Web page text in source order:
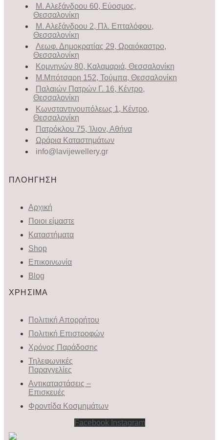
Μ. Αλεξάνδρου 60, Εύοσμος,
Θεσσαλονίκη
Μ. Αλεξάνδρου 2, Πλ. Επταλόφου,
Θεσσαλονίκη
Λεωφ. Δημοκρατίας 29, Ωραιόκαστρο,
Θεσσαλονίκη
Κομνηνών 80, Καλαμαριά, Θεσσαλονίκη
Μ.Μπότσαρη 152, Τούμπα, Θεσσαλονίκη
Παλαιών Πατρών Γ. 16, Κέντρο,
Θεσσαλονίκη
Κωνσταντινουπόλεως 1, Κέντρο,
Θεσσαλονίκη
Πατρόκλου 75, Ίλιον, Αθήνα
Ωράρια Καταστημάτων
info@lavijewellery.gr
ΠΛΟΗΓΗΣΗ
Αρχική
Ποιοι είμαστε
Καταστήματα
Shop
Επικοινωνία
Blog
ΧΡΗΣΙΜΑ
Πολιτική Απορρήτου
Πολιτική Επιστροφών
Χρόνος Παράδοσης
Τηλεφωνικές
Παραγγελίες
Αντικαταστάσεις –
Επισκευές
Φροντίδα Κοσμημάτων
Facebook Instagram